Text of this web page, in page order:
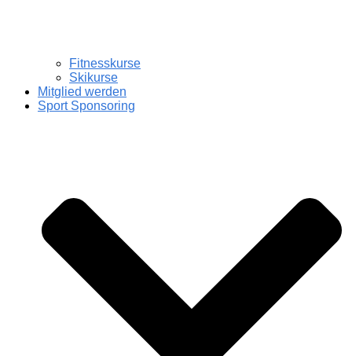
Fitnesskurse
Skikurse
Mitglied werden
Sport Sponsoring